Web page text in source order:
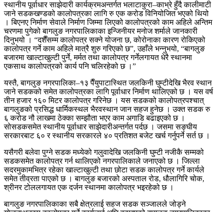
स्थानीय पूर्वाधार साझेदारी कार्यक्रमअन्तर्गत भलाटाकुरा–काभ्रे हुँदै कालीमाटी
जाने सडकखण्डको कालोपत्रका लागि रु एक करोड विनियोजित भएको थियो
। बिएनए निर्माण सेवाले निर्माण जिम्मा लिएको कालोपत्रको काम अहिले अन्तिम
चरणमा पुगेको बागलुङ नगरपालिकाका इन्जिनीयर मनोज शर्माले जानकारी
दिनुभयो । “दशैँसम्म कालोपत्र सक्ने योजना छ, कोरोनाका कारण रोकिएको
कालोपत्र गर्ने काम अहिले मात्रै शुरु गरिएको छ”, उहाँले भन्नुभयो, “बागलुङ
बजारमा खाल्टाखुल्टी पुर्ने, मर्मत तथा कालोपत्र गर्नेलगायत धेरै स्थानमा
एकसाथ कालोपत्रको कार्य पनि चलिरहेको छ ।”
यस्तै, बागलुङ नगरपालिका–१३ पैँयुपाटास्थित जलकिनी घुम्टीदेखि भैरव स्थान
जाने सडकको समेत कालोपत्रका लागि पूर्वाधार निर्माण थालिएको छ । यस वर्ष
तीन हजार १६० मिटर कालोपत्र गरिनेछ । यस सडकको कालोपत्रपश्चात्
बागलुङको प्रसिद्ध धार्मिकस्थल भैरवस्थान जान सहज हुनेछ । उक्त सडक रु
६ करोड नौ लाखमा ठेक्का सम्झौता भएर काम अगाडि बढाइएको छ ।
सोसडकसमेत स्थानीय पूर्वाधार साझेदारीअन्तर्गत पर्दछ । जसमा सङ्घीय
सरकारबाट ६० र स्थानीय सरकारले ४० प्रतिशत बजेट खर्च गर्नुपर्ने सर्त छ ।
यसैगरी बलेवा पुग्ने सडक मध्येको गलुवादेखि जलकिनी घुम्टी नजीकै सम्मको
सडकसमेत कालोपत्र गर्न थालिएको नगरपालिकाले जनाएको छ । जिल्ला
सदरमुकामभित्र रहेका खाल्टाखुल्टी तथा छोटा सडक कालोपत्र गर्ने कार्यले
समेत तीव्रता पाएको छ । बागलुङ बजारको अस्पताल रोड, धौलागिरि चोक,
श्रीनर टोललगायत एक दर्जन स्थानमा कालोपत्र भइरहेको छ ।
बागलुङ नगरपालिकाका सबै क्षेत्रलाई सहज सडक सञ्जालले जोड्ने